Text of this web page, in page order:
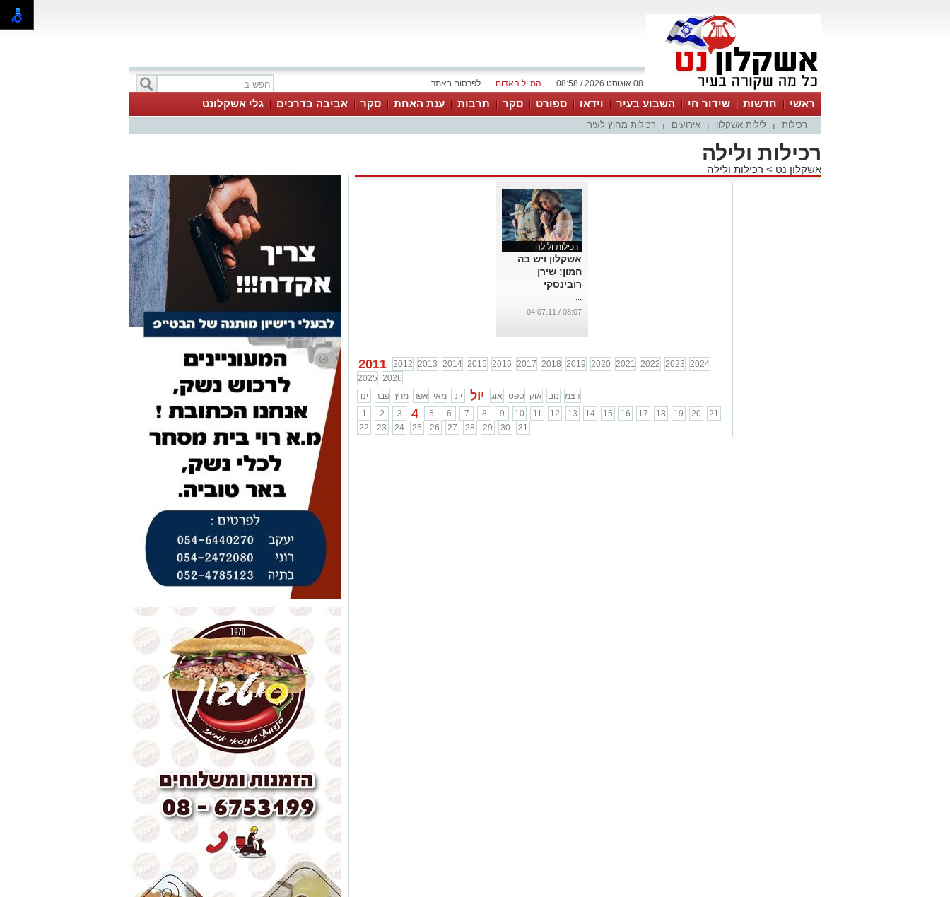
לפרסום באתר המייל האדום 08 אוגוסט 2026 / 08:58
ראשי חדשות שידור חי השבוע בעיר וידאו ספורט סקר תרבות ענת האחת סקר אביבה בדרכים גלי אשקלונט
רכילות לילות אשקלון אירועים רכילות מחוץ לעיר
רכילות ולילה
אשקלון נט > רכילות ולילה
רכילות ולילה
אשקלון ויש בה
המון: שירן
רובינסקי
...
08:07 / 04.07.11
2011 2012 2013 2014 2015 2016 2017 2018 2019 2020 2021 2022 2023 2024
2025 2026
ינו
פבר מרץ אפר מאי יונ יול אוג ספט אוק נוב
דצמ
1
2 3 4 5 6 7 8 9 10 11 12 13 14 15 16 17 18 19 20
21
22
23 24 25 26 27 28 29 30 31